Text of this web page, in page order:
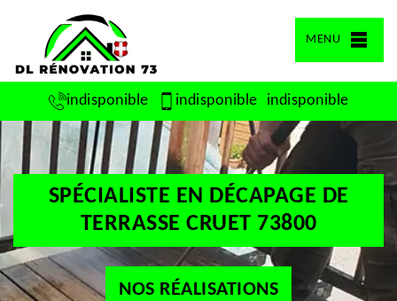
MENU
indisponible indisponible indisponible
SPÉCIALISTE EN DÉCAPAGE DE
TERRASSE CRUET 73800
NOS RÉALISATIONS